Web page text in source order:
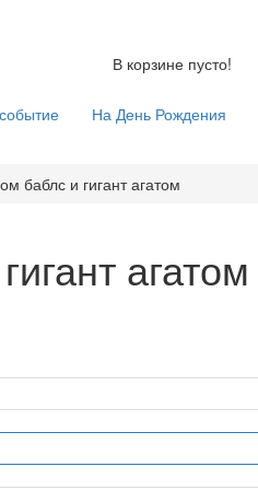
В корзине пусто!
На День Рождения
баблс и гигант агатом
агатом